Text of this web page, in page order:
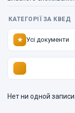
КАТЕГОРІЇ ЗА КВЕД
★ Усі документи
Нет ни одной записи.